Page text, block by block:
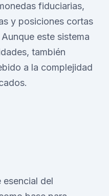
fiduciarias,
y posiciones cortas
este sistema
también
a la complejidad
esencial del